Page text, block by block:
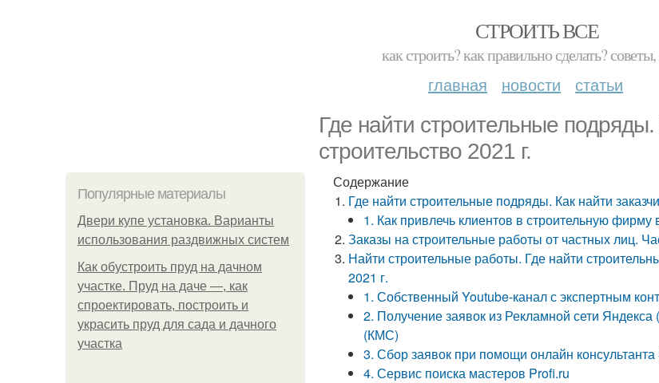
СТРОИТЬ ВСЕ
как строить? как правильно сделать?
главная новости статьи
Где найти строительные подряды.
строительство 2021 г.
Популярные материалы
Двери купе установка. Варианты
использования раздвижных систем
Как обустроить пруд на дачном
участке. Пруд на даче —, как
спроектировать, построить и
украсить пруд для сада и дачного
участка
Содержание
Где найти строительные подряды. Как найти
1. Как привлечь клиентов в строительную фирму
Заказы на строительные работы от частных лиц.
Найти строительные работы. Где найти
2021 г.
1. Собственный Youtube-канал с экспертным
2. Получение заявок из Рекламной сети
(КМС)
3. Сбор заявок при помощи онлайн
4. Сервис поиска мастеров Profi.ru